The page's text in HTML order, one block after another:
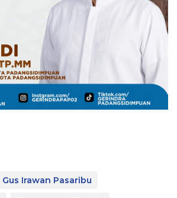
Gus Irawan Pasaribu